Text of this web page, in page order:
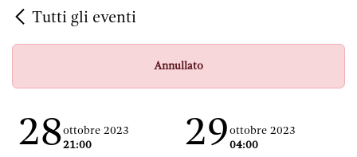
Tutti gli eventi
Annullato
28ottobre 2023
21:00
29 ottobre 2023
04:00